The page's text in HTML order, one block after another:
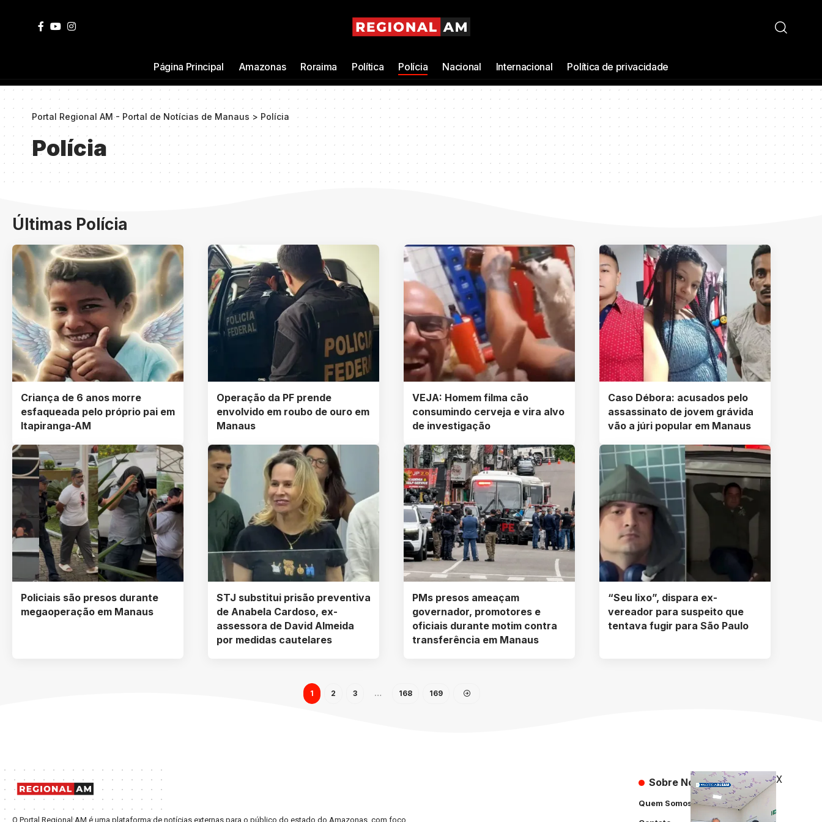
Página Principal Amazonas Roraima Política Polícia Nacional Internacional Política de privacidade
Portal Regional AM - Portal de Notícias de Manaus> Polícia
Polícia
Últimas Polícia
Criança de 6 anos morre
esfaqueada pelo próprio pai em
Itapiranga-AM
Operação da PF prende
envolvido em roubo de ouro em
Manaus
VEJA: Homem filma cão
consumindo cerveja e vira alvo
de investigação
Caso Débora: acusados pelo
assassinato de jovem grávida
vão a júri popular em Manaus
Policiais são presos durante
megaoperação em Manaus
STJ substitui prisão preventiva
de Anabela Cardoso, ex-
assessora de David Almeida
por medidas cautelares
PMs presos ameaçam
governador, promotores e
oficiais durante motim contra
transferência em Manaus
“Seu lixo”, dispara ex-
vereador para suspeito que
tentava fugir para São Paulo
1 2 3 … 168 169
O Portal Regional AM é uma plataforma de notícias externas para o público do estado do Amazonas, com foco
Sobre Nós
Quem Somos
X